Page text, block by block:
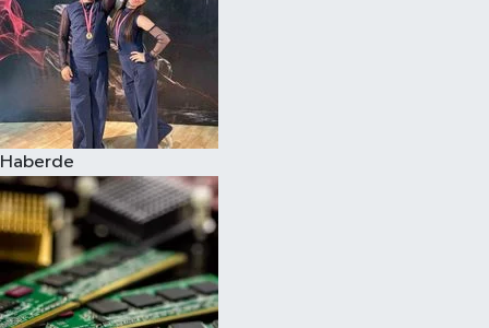
Haberde